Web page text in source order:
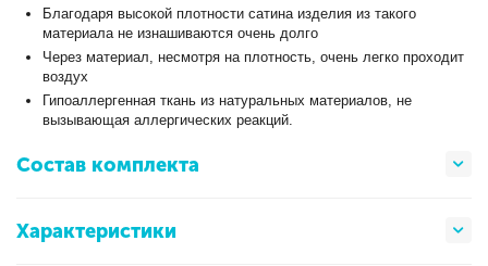
Благодаря высокой плотности сатина изделия из такого
материала не изнашиваются очень долго
Через материал, несмотря на плотность, очень легко проходит
воздух
Гипоаллергенная ткань из натуральных материалов, не
вызывающая аллергических реакций.
Состав комплекта
Характеристики